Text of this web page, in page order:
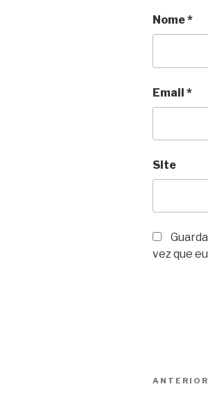
Nome*
Email *
Site
vez que
Conteúdo
ANTERIOR